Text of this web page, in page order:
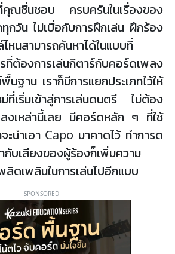
คุณชื่นชอบ ครบครันในเรื่องของ
กวัน ไม่เบื่อกับการฝึกเล่น ฝึกร้อง
หนสามารถค้นหาได้ในแบบที่
ต้องการเล่นกีตาร์กับคอร์ดเพลง
ฐาน เราก็มีการแยกประเภทไว้ให้
ม่ที่เริ่มเข้าสู่การเล่นดนตรี ไม่ต้อง
ลงเหล่านี้เลย มีคอร์ดหลัก ๆ ที่ใช้
ะนำเอา Capo มาคาดไว้ ทำการด
กับเสียงของผู้ร้องก็เพิ่มความ
ลิดเพลินในการเล่นไปอีกแบบ
SPONSORED